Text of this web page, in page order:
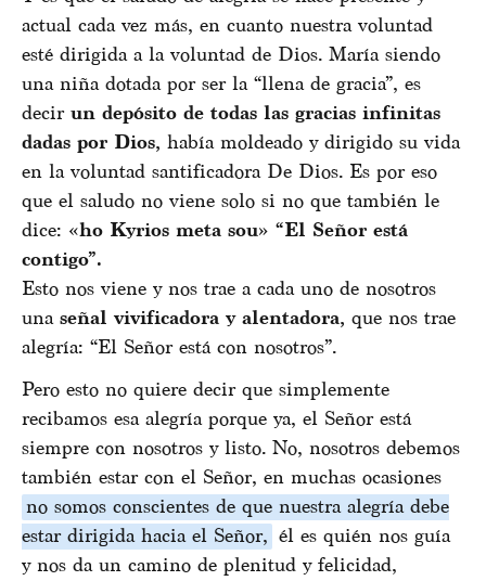
actual cada vez más, en cuanto nuestra voluntad
esté dirigida a la voluntad de Dios. María siendo
una niña dotada por ser la “llena de gracia”, es
decir un depósito de todas las gracias infinitas
dadas por Dios, había moldeado y dirigido su vida
en la voluntad santificadora De Dios. Es por eso
que el saludo no viene solo si no que también le
dice: «ho Kyrios meta sou» “El Señor está
contigo”.
Esto nos viene y nos trae a cada uno de nosotros
una señal vivificadora y alentadora, que nos trae
alegría: “El Señor está con nosotros”.
Pero esto no quiere decir que simplemente
recibamos esa alegría porque ya, el Señor está
siempre con nosotros y listo. No, nosotros debemos
también estar con el Señor, en muchas ocasiones
no somos conscientes de que nuestra alegría debe
estar dirigida hacia el Señor, él es quién nos guía
y nos da un camino de plenitud y felicidad,